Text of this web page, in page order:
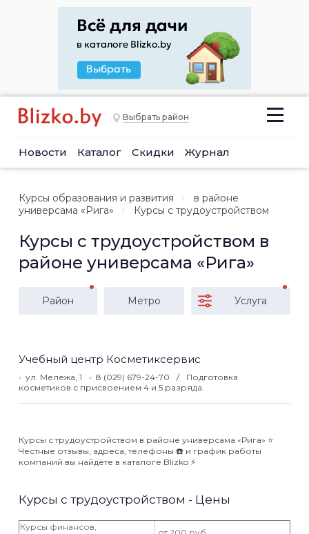
Выбрать район
Новости Каталог Скидки Журнал
Курсы образования и развития
в районе
универсама «Рига»
Курсы с трудоустройством
Курсы с трудоустройством в
районе универсама «Рига»
Район Метро Услуга
Учебный центр Косметиксервис
ул. Мележа, 1 8 (029) 679-24-70
Подготовка
косметиков с присвоением 4 и 5 разряда.
Курсы с трудоустройством в районе универсама «Рига» ⭐️
Честные отзывы, адреса, телефоны ☎️ и график работы
компаний вы найдёте в каталоге Blizko ⚡️
Курсы с трудоустройством - Цены
Курсы финансов,